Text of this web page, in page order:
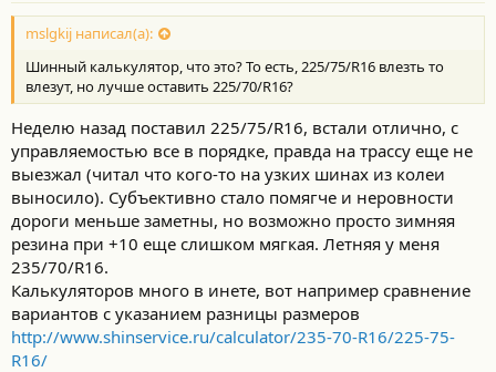
mslgkij написал(а):
Шинный калькулятор, что это? То есть, 225/75/R16 влезть то
влезут, но лучше оставить 225/70/R16?
Неделю назад поставил 225/75/R16, встали отлично, с
управляемостью все в порядке, правда на трассу еще не
выезжал (читал что кого-то на узких шинах из колеи
выносило). Субъективно стало помягче и неровности
дороги меньше заметны, но возможно просто зимняя
резина при +10 еще слишком мягкая. Летняя у меня
235/70/R16.
Калькуляторов много в инете, вот например сравнение
вариантов с указанием разницы размеров
http://www.shinservice.ru/calculator/235-70-R16/225-75-
R16/